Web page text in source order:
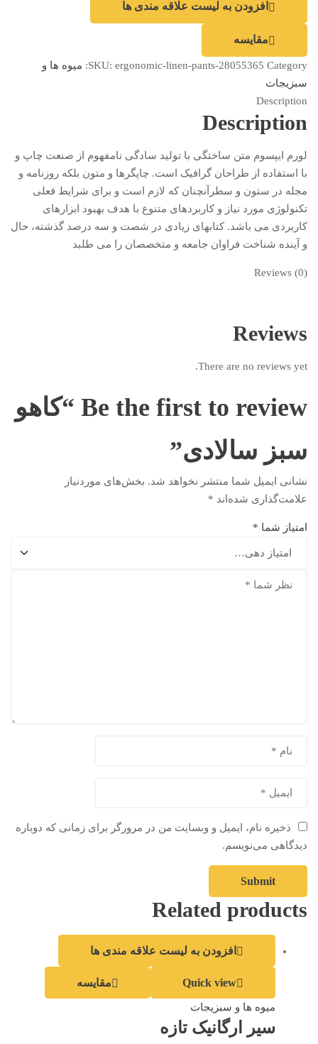
افزودن به لیست علاقه مندی ها
مقایسه
SKU: ergonomic-linen-pants-28055365 Category:
میوه ها و
سبزیجات
Description
Description
لورم ایپسوم متن ساختگی با تولید سادگی نامفهوم از صنعت چاپ و
با استفاده از طراحان گرافیک است. چاپگرها و متون بلکه روزنامه و
مجله در ستون و سطرآنچنان که لازم است و برای شرایط فعلی
تکنولوژی مورد نیاز و کاربردهای متنوع با هدف بهبود ابزارهای
کاربردی می باشد. کتابهای زیادی در شصت و سه درصد گذشته، حال
و آینده شناخت فراوان جامعه و متخصصان را می طلبد
Reviews (0)
Reviews
There are no reviews yet.
Be the first to review “کاهو
سبز سالادی”
نشانی ایمیل شما منتشر نخواهد شد. بخش‌های موردنیاز
علامت‌گذاری شده‌اند *
امتیاز شما *
ذخیره نام، ایمیل و وبسایت من در مرورگر برای زمانی که دوباره
دیدگاهی می‌نویسم.
Related products
افزودن به لیست علاقه مندی ها
Quick view مقایسه
میوه ها و سبزیجات
سیر ارگانیک تازه